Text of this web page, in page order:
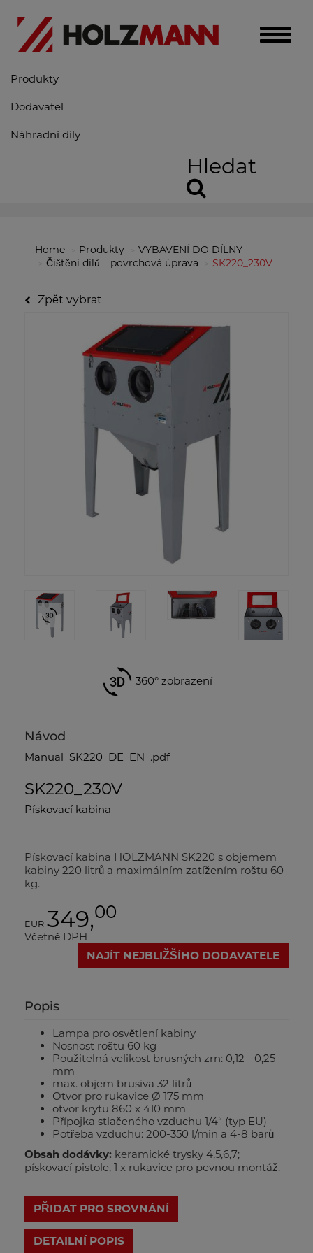
Toggle
Produkty
Dodavatel
Náhradní díly
Hledat
Home Produkty
VYBAVENÍ DO DÍLNY
Čištění dílů – povrchová úprava
SK220_230V
Zpět vybrat
360° zobrazení
Návod
Manual_SK220_DE_EN_.pdf
SK220_230V
Pískovací kabina
Pískovací kabina HOLZMANN SK220 s objemem
kabiny 220 litrů a maximálním zatížením roštu 60
kg.
EUR 349,00
Včetně DPH
NAJÍT NEJBLIŽŠÍHO DODAVATELE
Popis
Lampa pro osvětlení kabiny
Nosnost roštu 60 kg
Použitelná velikost brusných zrn: 0,12 - 0,25
mm
max. objem brusiva 32 litrů
Otvor pro rukavice Ø 175 mm
otvor krytu 860 x 410 mm
Přípojka stlačeného vzduchu 1/4“ (typ EU)
Potřeba vzduchu: 200-350 l/min a 4-8 barů
Obsah dodávky: keramické trysky 4,5,6,7;
pískovací pistole, 1 x rukavice pro pevnou montáž.
PŘIDAT PRO SROVNÁNÍ
DETAILNÍ POPIS